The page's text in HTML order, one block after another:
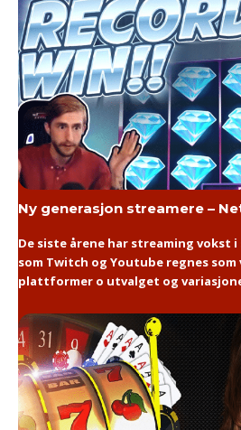
Ny generasjon streamere –
De siste årene har streaming vokst
som Twitch og Youtube regnes
plattformer o utvalget og